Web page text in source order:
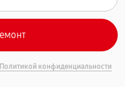
Политикой конфиденциальности